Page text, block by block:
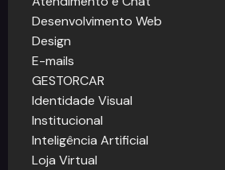
Desenvolvimento Web
Design
E-mails
GESTORCAR
Identidade Visual
Institucional
Inteligência Artificial
Loja Virtual